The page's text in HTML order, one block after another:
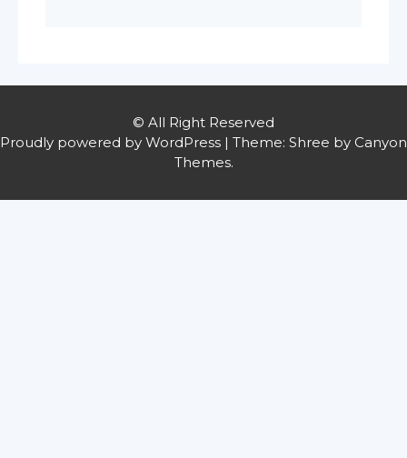
© All Right Reserved
Proudly powered by WordPress | Theme: Shree by Canyon
Themes.